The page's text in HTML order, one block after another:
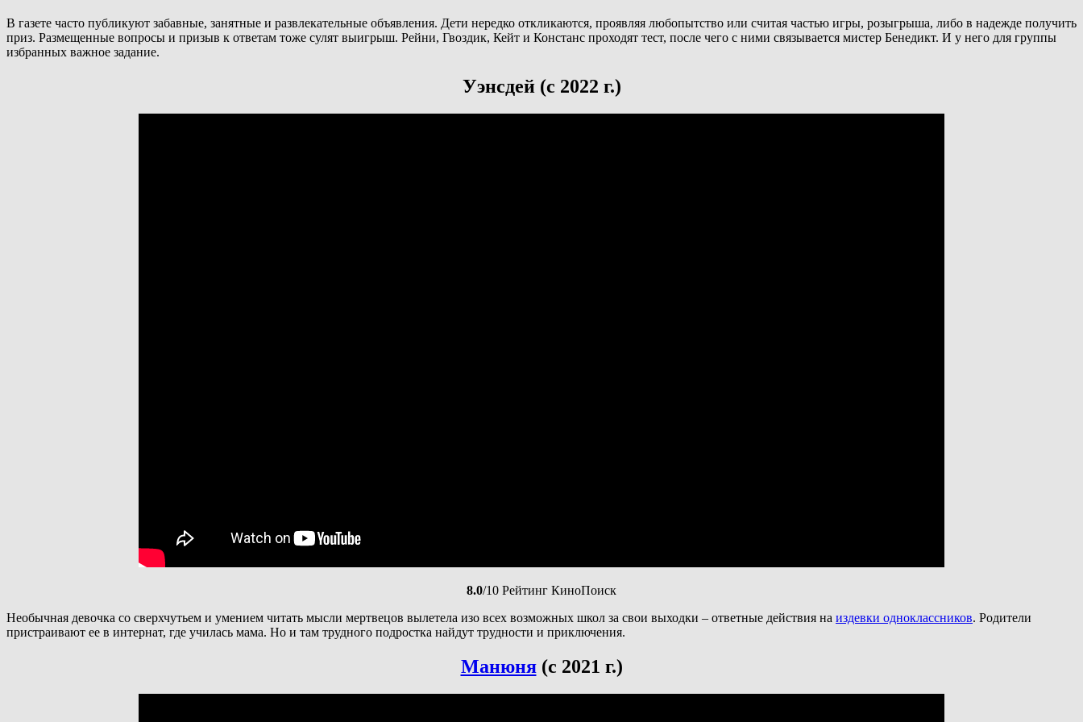
В газете часто публикуют забавные, занятные и развлекательные объявления. Дети нередко откликаются, проявляя любопытство или считая частью игры, розыгрыша, либо в надежде получить
приз. Размещенные вопросы и призыв к ответам тоже сулят выигрыш. Рейни, Гвоздик, Кейт и Констанс проходят тест, после чего с ними связывается мистер Бенедикт. И у него для группы
избранных важное задание.
Уэнсдей (с 2022 г.)
8.0/10 Рейтинг КиноПоиск
Необычная девочка со сверхчутьем и умением читать мысли мертвецов вылетела изо всех возможных школ за свои выходки – ответные действия на издевки одноклассников. Родители
пристраивают ее в интернат, где училась мама. Но и там трудного подростка найдут трудности и приключения.
Манюня(с 2021 г.)